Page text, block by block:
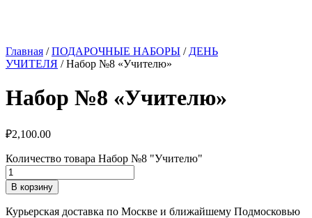
Главная /ПОДАРОЧНЫЕ НАБОРЫ / ДЕНЬ
УЧИТЕЛЯ / Набор №8 «Учителю»
Набор №8 «Учителю»
₽2,100.00
Количество товара Набор №8 "Учителю"
В корзину
Курьерская доставка по Москве и ближайшему Подмосковью